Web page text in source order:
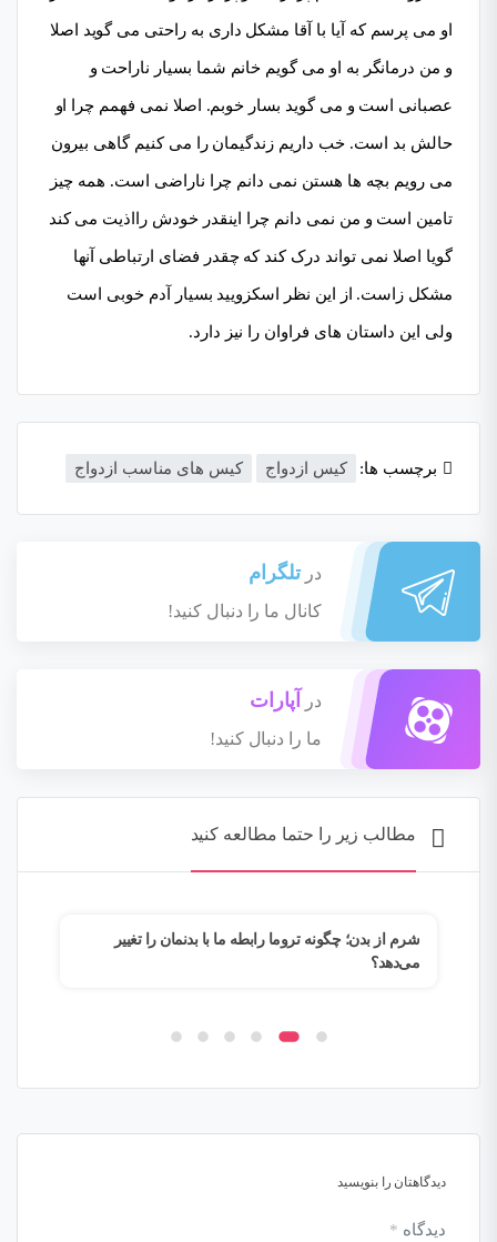
او می پرسم که آیا با آقا مشکل داری به راحتی می گوید اصلا
و من درمانگر به او می گویم خانم شما بسیار ناراحت و
عصبانی است و می گوید بسار خوبم. اصلا نمی فهمم چرا او
حالش بد است. خب داریم زندگیمان را می کنیم گاهی بیرون
می رویم بچه ها هستن نمی دانم چرا ناراضی است. همه چیز
تامین است و من نمی دانم چرا اینقدر خودش رااذیت می کند
گویا اصلا نمی تواند درک کند که چقدر فضای ارتباطی آنها
مشکل زاست. از این نظر اسکزویید بسیار آدم خوبی است
ولی این داستان های فراوان را نیز دارد.
برچسب ها: کیس ازدواج کیس های مناسب ازدواج
در تلگرام
کانال ما را دنبال کنید!
در آپارات
ما را دنبال کنید!
مطالب زیر را حتما مطالعه کنید
شرم از بدن؛ چگونه تروما رابطه ما با بدنمان را تغییر
می‌دهد؟
دیدگاهتان را بنویسید
دیدگاه *